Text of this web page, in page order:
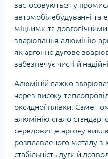
застосовуються у
автомобілебудуванні та
міцними та
зварювання алюмінію
як аргонно дугове
забезпечує чисті й
Алюміній важко
через високу
оксидної плівки. Саме
алюмінію стало
середовище аргону
розплавленого металу з
стабільність дуги й